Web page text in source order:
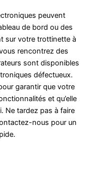
peuvent
de bord ou des
sur votre trottinette à
rencontrez des
sont disponibles
défectueux.
garantir que votre
et qu’elle
Ne tardez pas à faire
nous pour un